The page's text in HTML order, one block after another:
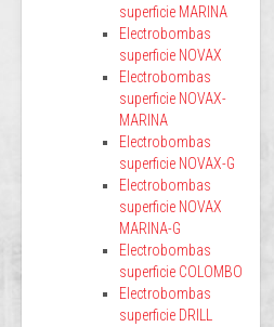
superficie MARINA
Electrobombas
superficie NOVAX
Electrobombas
superficie NOVAX-
MARINA
Electrobombas
superficie NOVAX-G
Electrobombas
superficie NOVAX
MARINA-G
Electrobombas
superficie COLOMBO
Electrobombas
superficie DRILL